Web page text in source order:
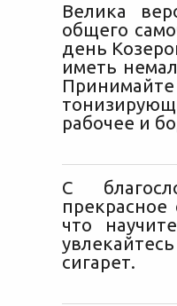
Велика
общего
день
иметь
рабочее и
С
прекрасное
что
сигарет.